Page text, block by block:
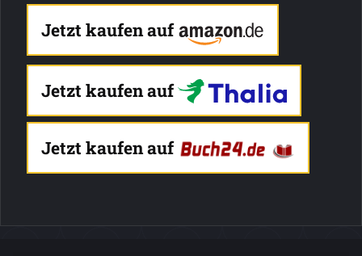
Jetzt kaufen auf
Jetzt kaufen auf
Jetzt kaufen auf